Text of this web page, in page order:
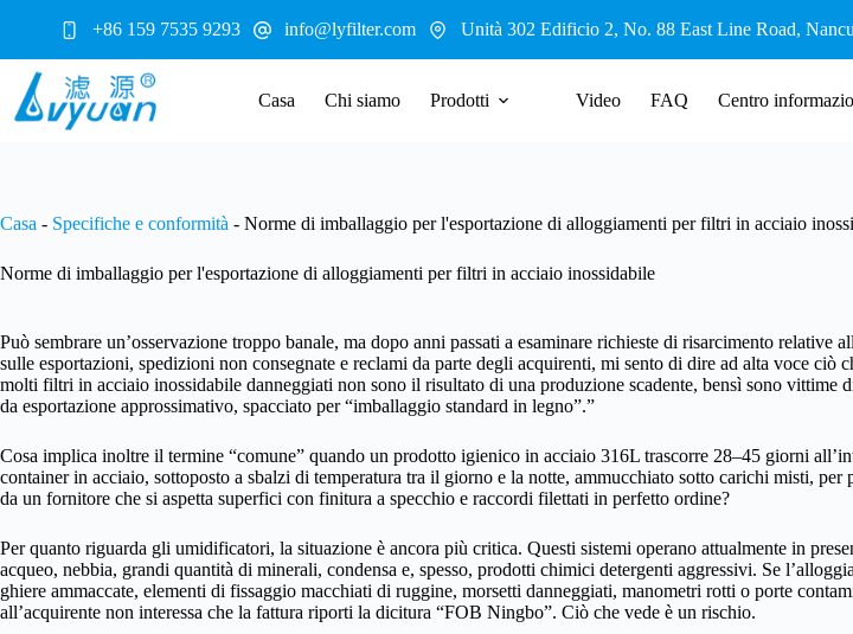
+86 159 7535 9293 info@lyfilter.com Unità 302 Edificio 2, No. 88 East Line Road,
Casa Chi siamo Prodotti Video FAQ Centro
Casa - Specifiche e conformità - Norme di imballaggio per l'esportazione di alloggiamenti per filtri in acciaio
Norme di imballaggio per l'esportazione di alloggiamenti per filtri in acciaio inossidabile
Può sembrare un’osservazione troppo banale, ma dopo anni passati a esaminare richieste di risarcimento relative
sulle esportazioni, spedizioni non consegnate e reclami da parte degli acquirenti, mi sento di dire ad alta voce ciò
molti filtri in acciaio inossidabile danneggiati non sono il risultato di una produzione scadente, bensì sono vittime
da esportazione approssimativo, spacciato per “imballaggio standard in legno”.”
Cosa implica inoltre il termine “comune” quando un prodotto igienico in acciaio 316L trascorre 28–45 giorni
container in acciaio, sottoposto a sbalzi di temperatura tra il giorno e la notte, ammucchiato sotto carichi misti, per
da un fornitore che si aspetta superfici con finitura a specchio e raccordi filettati in perfetto ordine?
Per quanto riguarda gli umidificatori, la situazione è ancora più critica. Questi sistemi operano attualmente in
acqueo, nebbia, grandi quantità di minerali, condensa e, spesso, prodotti chimici detergenti aggressivi. Se
ghiere ammaccate, elementi di fissaggio macchiati di ruggine, morsetti danneggiati, manometri rotti o porte
all’acquirente non interessa che la fattura riporti la dicitura “FOB Ningbo”. Ciò che vede è un rischio.